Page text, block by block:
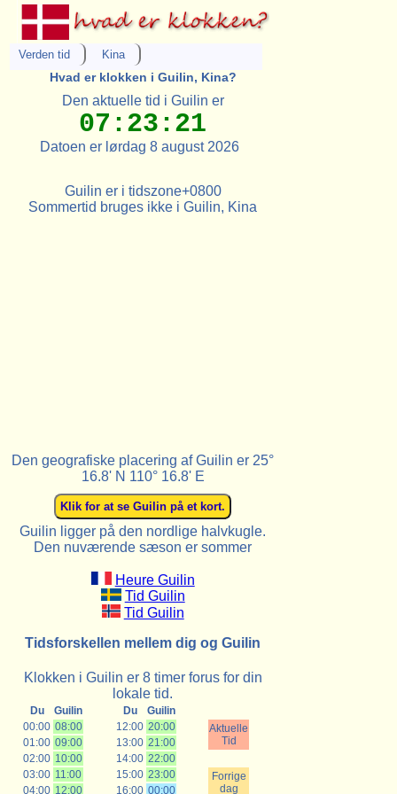
Verden tid Kina
Hvad er klokken i Guilin, Kina?
Den aktuelle tid i Guilin er
07:23:21
Datoen er lørdag 8 august 2026
Guilin er i tidszone+0800
Sommertid bruges ikke i Guilin, Kina
Den geografiske placering af Guilin er 25°
16.8' N 110° 16.8' E
Guilin ligger på den nordlige halvkugle.
Den nuværende sæson er sommer
Heure Guilin
Tid Guilin
Tid Guilin
Tidsforskellen mellem dig og Guilin
Klokken i Guilin er 8 timer forus for din
lokale tid.
Du Guilin Du
Guilin
00:00 08:00 12:00 20:00
Aktuelle
Tid
01:00 09:00 13:00 21:00
02:00 10:00 14:00 22:00
03:00 11:00 15:00 23:00
Forrige
dag
04:00 12:00 16:00 00:00